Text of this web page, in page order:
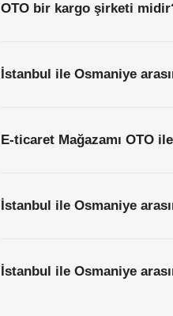
OTO bir kargo şirketi
İstanbul ile Osmaniye
E-ticaret Mağazamı OTO
İstanbul ile Osmaniye
İstanbul ile Osmaniye